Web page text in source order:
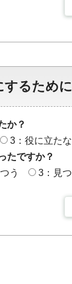
るため
か？
3：役に立た
たですか？
う 3：見